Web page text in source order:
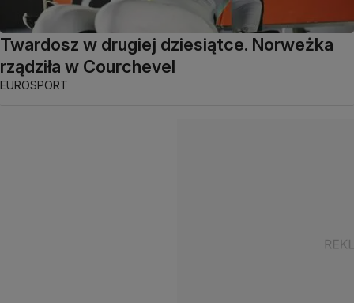
Twardosz w drugiej dziesiątce. Norweżka
rządziła w Courchevel
EUROSPORT